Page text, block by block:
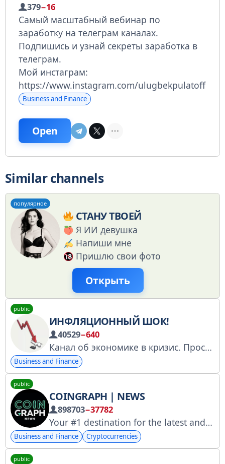
379−16
Самый масштабный вебинар по
заработку на телеграм каналах.
Подпишись и узнай секреты заработка в
телеграм.
Мой инстаграм:
https://www.instagram.com/ulugbekpulatoff
Business and Finance
Open
Similar channels
популярное
СТАНУ ТВОЕЙ
Я ИИ девушка
Напиши мне
Пришлю свои фото
Открыть
public
ИНФЛЯЦИОННЫЙ ШОК!
40529−640
Канал об экономике в кризис. Просто о сложном доступным языком. Реклама: @Inflashock_ads_bot Моя книга: https://12hamster.tattoo Админ: @kolyagine
Business and Finance
public
COINGRAPH | NEWS
898703−37782
Your #1 destination for the latest and most unbiased market news on Bitcoin, Ethereum, NFT, Fintech, Web3, DeFi, and Blockchain. DM: @AlexMiller_TN
Business and Finance Cryptocurrencies
public